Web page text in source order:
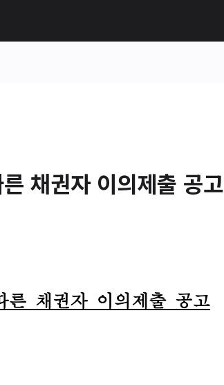
채권자 이의제출 공고